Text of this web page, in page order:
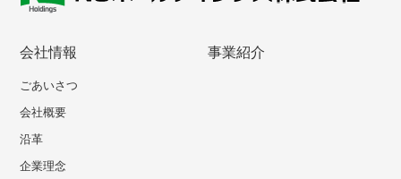
会社情報
ごあいさつ
会社概要
沿革
企業理念
事業紹介